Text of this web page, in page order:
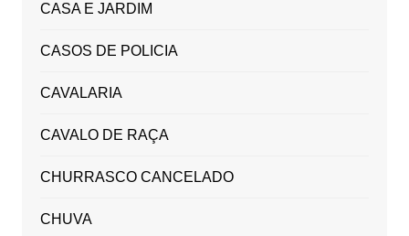
CASA E JARDIM
CASOS DE POLICIA
CAVALARIA
CAVALO DE RAÇA
CHURRASCO CANCELADO
CHUVA